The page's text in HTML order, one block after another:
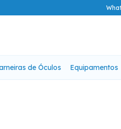
de Óculos Equipamentos